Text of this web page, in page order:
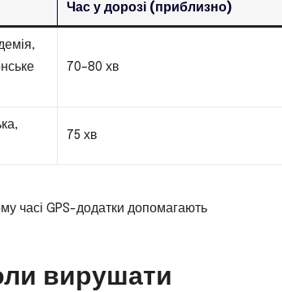
Час у дорозі (приблизно)
70–80 хв
75 хв
часі GPS-додатки допомагають
вирушати